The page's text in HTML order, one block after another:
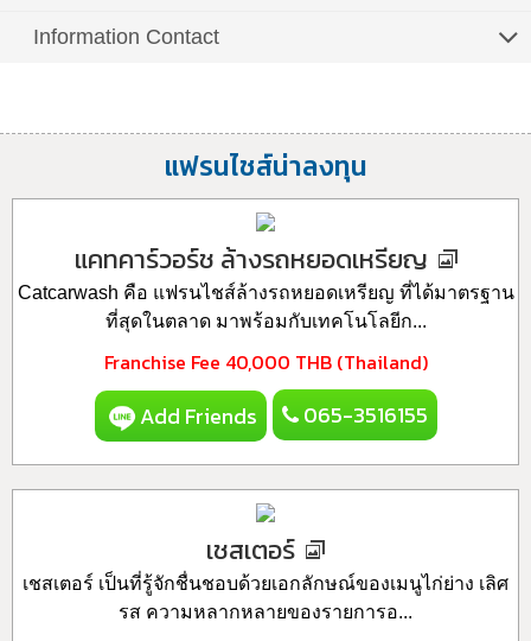
Information Contact
แฟรนไชส์น่าลงทุน
แคทคาร์วอร์ช ล้างรถหยอดเหรียญ
Catcarwash คือ แฟรนไชส์ล้างรถหยอดเหรียญ ที่ได้มาตรฐาน
ที่สุดในตลาด มาพร้อมกับเทคโนโลยีก...
Franchise Fee 40,000 THB (Thailand)
Add Friends 065-3516155
เชสเตอร์
เชสเตอร์ เป็นที่รู้จักชื่นชอบด้วยเอกลักษณ์ของเมนูไก่ย่าง เลิศ
รส ความหลากหลายของรายการอ...